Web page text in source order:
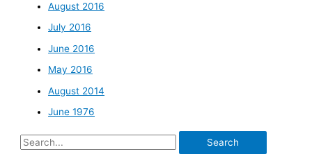
August 2016
July 2016
June 2016
May 2016
August 2014
June 1976
Search